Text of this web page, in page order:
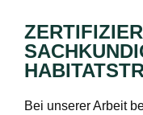
Bei unserer Arbeit